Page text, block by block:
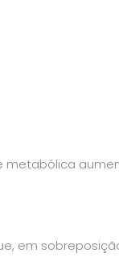
metabólica
em